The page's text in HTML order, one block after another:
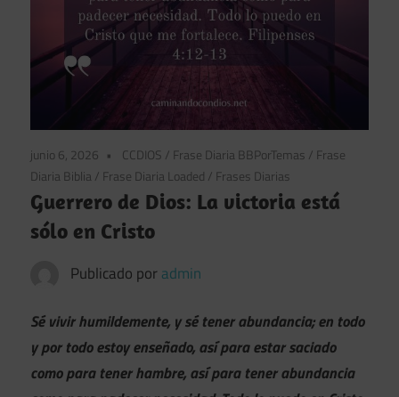
junio 6, 2026 CCDIOS / Frase Diaria BBPorTemas / Frase
Diaria Biblia / Frase Diaria Loaded / Frases Diarias
Guerrero de Dios: La victoria está
sólo en Cristo
Publicado por admin
Sé vivir humildemente, y sé tener abundancia; en todo
y por todo estoy enseñado, así para estar saciado
como para tener hambre, así para tener abundancia